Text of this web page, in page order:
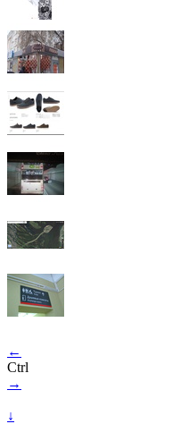
←
Ctrl
→
↓